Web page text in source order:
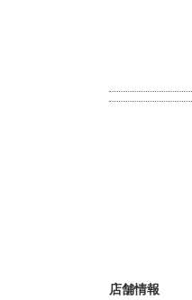
店舗情報